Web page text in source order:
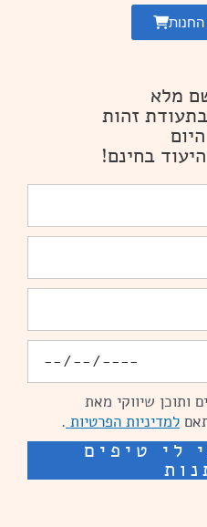
מלא
זהות
בחינם!
ותוכן שיווקי מאת
למדיניות הפרטיות .
לי טיפים